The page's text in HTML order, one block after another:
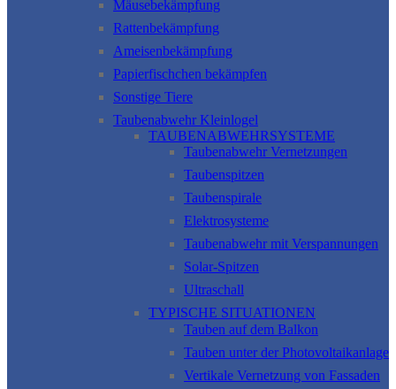
Mäusebekämpfung
Rattenbekämpfung
Ameisenbekämpfung
Papierfischchen bekämpfen
Sonstige Tiere
Taubenabwehr Kleinlogel
TAUBENABWEHRSYSTEME
Taubenabwehr Vernetzungen
Taubenspitzen
Taubenspirale
Elektrosysteme
Taubenabwehr mit Verspannungen
Solar-Spitzen
Ultraschall
TYPISCHE SITUATIONEN
Tauben auf dem Balkon
Tauben unter der Photovoltaikanlage
Vertikale Vernetzung von Fassaden